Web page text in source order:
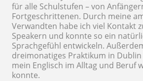
für alle Schulstufen – von
Fortgeschrittenen. Durch meine
Verwandten habe ich viel Kontakt
Speakern und konnte so ein
Sprachgefühl entwickeln.
dreimonatiges Praktikum in
mein Englisch im Alltag und Beruf
konnte.